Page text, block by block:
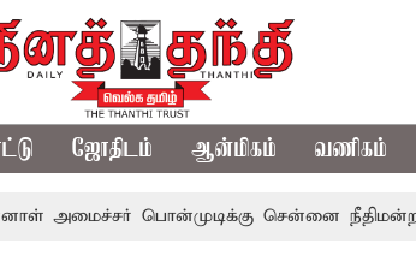
ஜோதிடம் ஆன்மிகம் வணிகம்
பொன்முடிக்கு சென்னை நீதிமன்றம்